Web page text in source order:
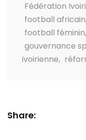
Fédération
football africain
football féminin,
gouvernance
ivoirienne,
Share: